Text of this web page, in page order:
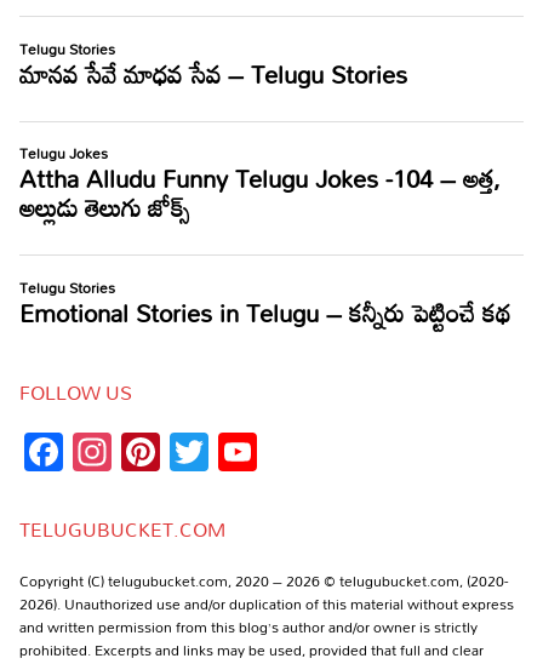
FOLLOW US
Facebook
Instagram
Pinterest
Twitter
TELUGUBUCKET.COM
Copyright (C) telugubucket.com, 2020 – 2026 © telugubucket.com, (2020-
2026). Unauthorized use and/or duplication of this material without express
and written permission from this blog’s author and/or owner is strictly
prohibited. Excerpts and links may be used, provided that full and clear